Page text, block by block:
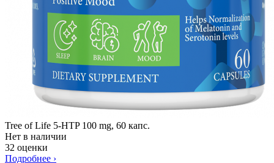
Tree of Life 5-HTP 100 mg, 60 капс.
Нет в наличии
32 оценки
Подробнее ›